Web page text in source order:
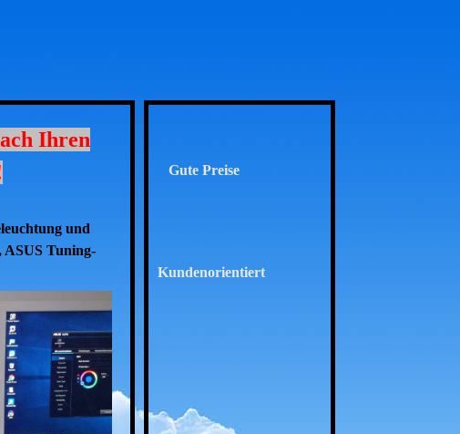
Ihren
und
ASUS Tuning-
Gute Preise
Kundenorientiert